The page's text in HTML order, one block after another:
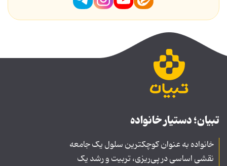
تبیان؛ دستیار خانواده
خانواده به عنوان کوچکترین سلول یک جامعه
نقشی اساسی در پی‌ریزی، تربیت و رشد یک